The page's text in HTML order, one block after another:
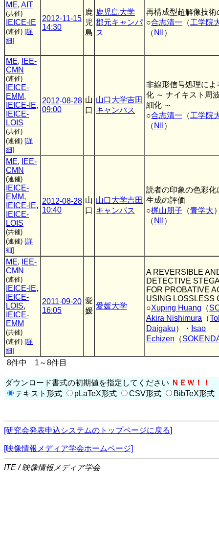
ME, AIT
(共催)
IEICE-IE
(連催) [詳
細]
2012-11-15
14:30
鹿
児
島
鹿児島大学
郡元キャンパ
ス
再構成型超解像技術
○合志清一 （工学院
（ NII ）
ME,
IEE-
CMN
(連催)
IEICE-
EMM,
IEICE-IE,
IEICE-
LOIS
(共催)
(連催) [詳
細]
2012-08-28
09:00
山
口
山口大学吉田
キャンパス
非線形信号処理に
化 ～ ナイキスト周
細化 ～
○合志清一 （工学院
（ NII ）
ME,
IEE-
CMN
(連催)
IEICE-
EMM,
IEICE-IE,
IEICE-
LOIS
(共催)
(連催) [詳
細]
2012-08-28
10:40
山
口
山口大学吉田
キャンパス
読者の印象の色彩
生成の評価
○梶山朋子 （青学大
（ NII ）
ME,
IEE-
CMN
(連催)
IEICE-IE,
IEICE-
LOIS,
IEICE-
EMM
(共催)
(連催) [詳
細]
2011-09-20
16:05
愛
媛
愛媛大学
A REVERSIBLE
DETECTIVE
FOR PROBATIVE
USING LOSSLESS
○Xuping Huang （
Akira Nishimura （
Daigaku）・ Isao
Echizen （
8件中 1～8件目
ダウンロード書式の初期値を指定してください ＮＥＷ！！
テキスト形式
pLaTeX形式 CSV形式 BibTeX形式
[研究会発表申込システムのトップページに戻る]
[映像情報メディア学会ホームページ]
ITE / 映像情報メディア学会